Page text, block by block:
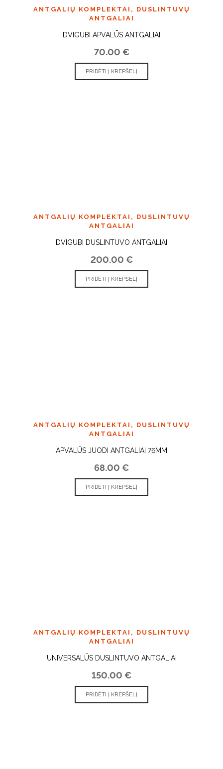
ANTGALIŲ KOMPLEKTAI , DUSLINTUVŲ
ANTGALIAI
DVIGUBI APVALŪS ANTGALIAI
70.00 €
PRIDĖTI Į KREPŠELĮ
ANTGALIŲ KOMPLEKTAI , DUSLINTUVŲ
ANTGALIAI
DVIGUBI DUSLINTUVO ANTGALIAI
200.00 €
PRIDĖTI Į KREPŠELĮ
ANTGALIŲ KOMPLEKTAI , DUSLINTUVŲ
ANTGALIAI
APVALŪS JUODI ANTGALIAI 76MM
68.00 €
PRIDĖTI Į KREPŠELĮ
ANTGALIŲ KOMPLEKTAI , DUSLINTUVŲ
ANTGALIAI
UNIVERSALŪS DUSLINTUVO ANTGALIAI
150.00 €
PRIDĖTI Į KREPŠELĮ